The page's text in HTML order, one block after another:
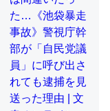
中でした。Prime
で親と会える残
いそうだけど、
るはず……
僕。ITツール導入で
by LIFULL介護